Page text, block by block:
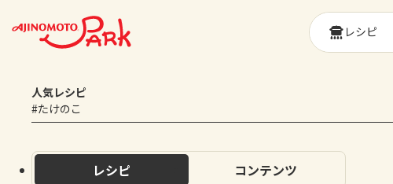
レシピ
人気レシピ
#たけのこ
レシピ コンテンツ